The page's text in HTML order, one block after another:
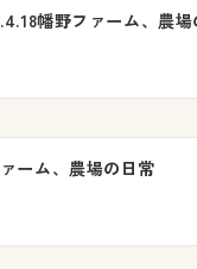
幡野ファーム、農
ーム、農場の日常